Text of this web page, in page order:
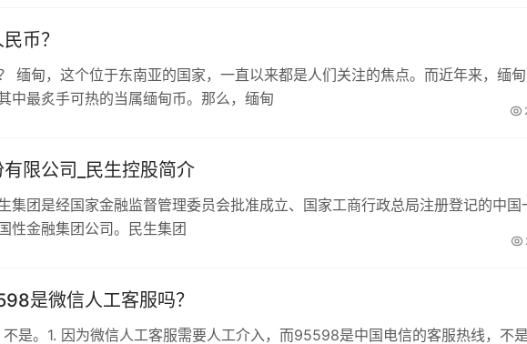
币？
缅甸，这个位于东南亚的国家，一直以来都是人们关注的焦点。而近年来，缅
中最炙手可热的当属缅甸币。那么，缅甸
限公司_民生控股简介
集团是经国家金融监督管理委员会批准成立、国家工商行政总局注册登记的中国
性金融集团公司。民生集团
是微信人工客服吗？
是。1. 因为微信人工客服需要人工介入，而95598是中国电信的客服热线，不